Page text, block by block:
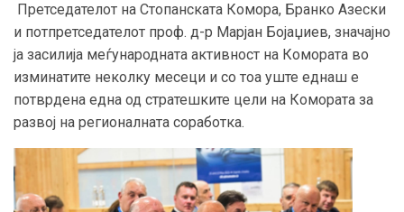
Претседателот на Стопанската Комора, Бранко Азески
и потпретседателот проф. д-р Марјан Бојаџиев, значајно
ја засилија меѓународната активност на Комората во
изминатите неколку месеци и со тоа уште еднаш е
потврдена една од стратешките цели на Комората за
развој на регионалната соработка.